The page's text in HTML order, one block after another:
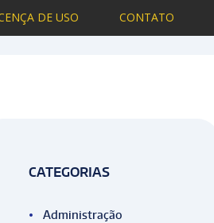
DE USO CONTATO
Blog Author page: Marcos Dignus
CATEGORIAS
Administração